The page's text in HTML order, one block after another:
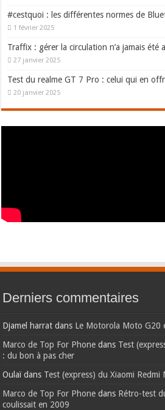
#cestquoi : les différentes normes de
1 février 2025
Traffix : gérer la circulation n’a jamais été
27 janvier 2025
Test du realme GT 7 Pro : celui qui en
20 janvier 2025
Derniers commentaires
Djamel harrat dans Le Motorola Moto G20
Marco de Top For Phone dans Test
: du bon à pas cher
Oulaïdans Test (express) du Xiaomi
Marco de Top For Phone dans Rétro-test
coulissait en 2009